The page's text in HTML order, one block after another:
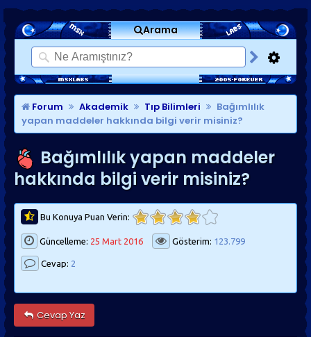
FORUMLAR
SORU-CEVAP
GÜNLÜKLER
SON MESAJLAR
KISAYOLLAR
Arama
Forum Akademik Tıp Bilimleri
Bağımlılık
yapan maddeler hakkında bilgi verir misiniz?
Bağımlılık yapan maddeler
hakkında bilgi verir misiniz?
Bu Konuya Puan Verin:
Güncelleme: 25 Mart 2016 Gösterim: 123.799
Cevap: 2
Cevap Yaz